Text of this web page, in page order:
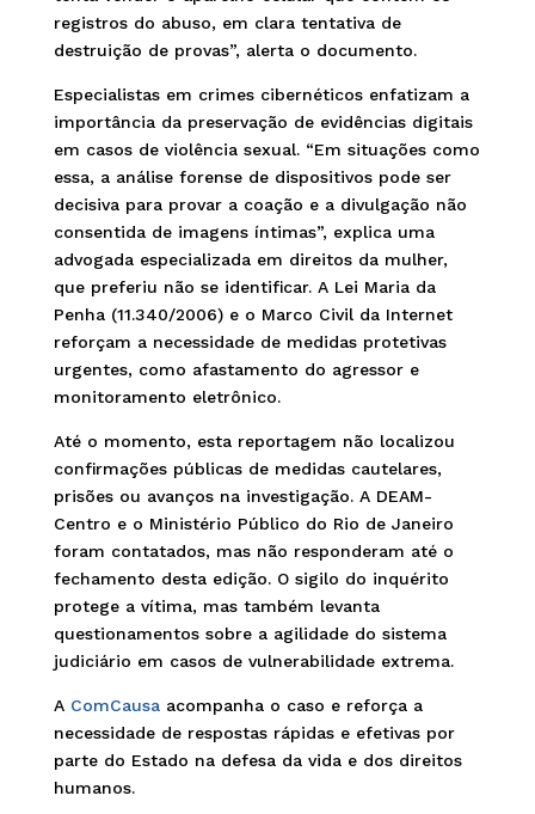
registros do abuso, em clara tentativa de
destruição de provas”, alerta o documento.
Especialistas em crimes cibernéticos enfatizam a
importância da preservação de evidências digitais
em casos de violência sexual. “Em situações como
essa, a análise forense de dispositivos pode ser
decisiva para provar a coação e a divulgação não
consentida de imagens íntimas”, explica uma
advogada especializada em direitos da mulher,
que preferiu não se identificar. A Lei Maria da
Penha (11.340/2006) e o Marco Civil da Internet
reforçam a necessidade de medidas protetivas
urgentes, como afastamento do agressor e
monitoramento eletrônico.
Até o momento, esta reportagem não localizou
confirmações públicas de medidas cautelares,
prisões ou avanços na investigação. A DEAM-
Centro e o Ministério Público do Rio de Janeiro
foram contatados, mas não responderam até o
fechamento desta edição. O sigilo do inquérito
protege a vítima, mas também levanta
questionamentos sobre a agilidade do sistema
judiciário em casos de vulnerabilidade extrema.
A ComCausaacompanha o caso e reforça a
necessidade de respostas rápidas e efetivas por
parte do Estado na defesa da vida e dos direitos
humanos.